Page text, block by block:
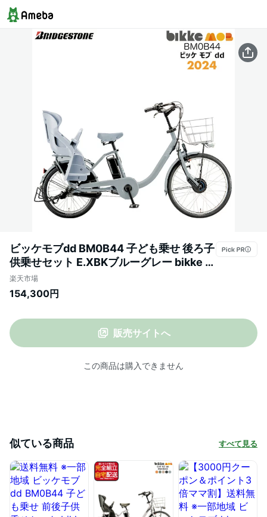
ビッケモブdd BM0B44 子ども乗せ 後ろ子
供乗せセット E.XBKブルーグレー bikke ブ
リヂストン 24インチ 20インチ14.3Ah
2024年モデル ビッケ モブ 子供乗せ自転車
応電動自転車 防犯登録無料
楽天市場
154,300円
販売サイトへ
この商品は購入できません
似ている商品 すべて見る